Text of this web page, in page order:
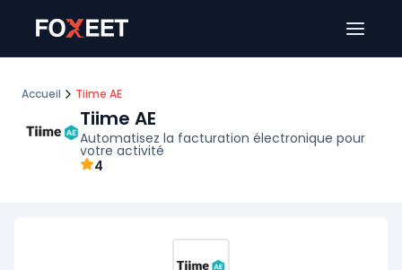
Accueil Tiime AE
Tiime AE
Automatisez la facturation électronique pour
votre activité
4